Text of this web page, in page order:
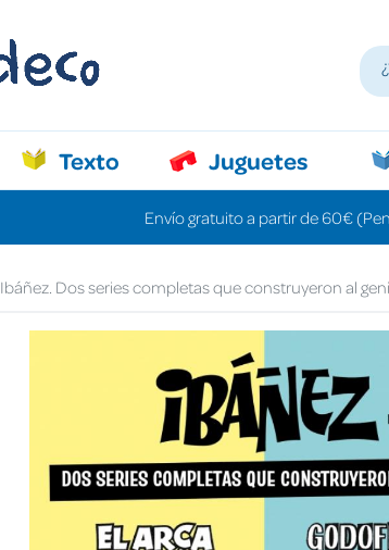
Texto Juguetes
Envío gratuito a partir de 60€
Ibáñez. Dos series completas que construyeron al